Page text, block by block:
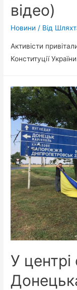
відео)
Новини / Від
Активісти
Конституції України
У